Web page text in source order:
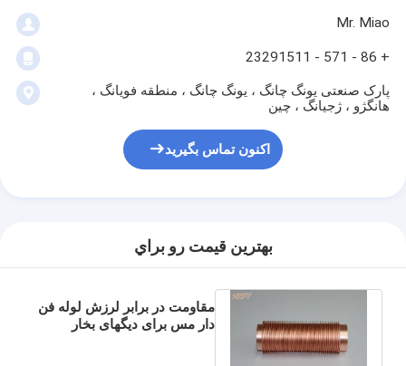
Mr. Miao
+ 86 - 571 - 23291511
پارک صنعتی یونگ چانگ ، یونگ چانگ ، منطقه فویانگ ،
هانگژو ، ژجیانگ ، چین
اکنون تماس بگیرید
بهترين قيمت رو براي
مقاومت در برابر لرزش لوله فن
دار مس برای دیگهای بخار